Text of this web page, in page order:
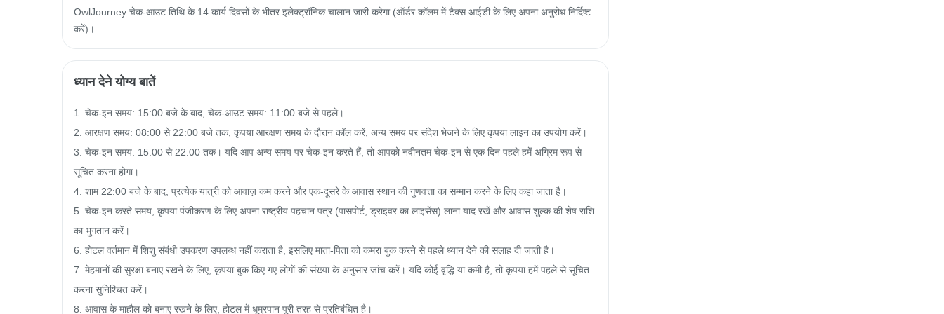
OwlJourney चेक-आउट तिथि के 14 कार्य दिवसों के भीतर इलेक्ट्रॉनिक चालान जारी करेगा (ऑर्डर कॉलम में टैक्स आईडी के लिए अपना अनुरोध निर्दिष्ट
करें)।
ध्यान देने योग्य बातें
1. चेक-इन समय: 15:00 बजे के बाद, चेक-आउट समय: 11:00 बजे से पहले।
2. आरक्षण समय: 08:00 से 22:00 बजे तक, कृपया आरक्षण समय के दौरान कॉल करें, अन्य समय पर संदेश भेजने के लिए कृपया लाइन का उपयोग करें।
3. चेक-इन समय: 15:00 से 22:00 तक। यदि आप अन्य समय पर चेक-इन करते हैं, तो आपको नवीनतम चेक-इन से एक दिन पहले हमें अग्रिम रूप से
सूचित करना होगा।
4. शाम 22:00 बजे के बाद, प्रत्येक यात्री को आवाज़ कम करने और एक-दूसरे के आवास स्थान की गुणवत्ता का सम्मान करने के लिए कहा जाता है।
5. चेक-इन करते समय, कृपया पंजीकरण के लिए अपना राष्ट्रीय पहचान पत्र (पासपोर्ट, ड्राइवर का लाइसेंस) लाना याद रखें और आवास शुल्क की शेष राशि
का भुगतान करें।
6. होटल वर्तमान में शिशु संबंधी उपकरण उपलब्ध नहीं कराता है, इसलिए माता-पिता को कमरा बुक करने से पहले ध्यान देने की सलाह दी जाती है।
7. मेहमानों की सुरक्षा बनाए रखने के लिए, कृपया बुक किए गए लोगों की संख्या के अनुसार जांच करें। यदि कोई वृद्धि या कमी है, तो कृपया हमें पहले से सूचित
करना सुनिश्चित करें।
8. आवास के माहौल को बनाए रखने के लिए, होटल में धूम्रपान पूरी तरह से प्रतिबंधित है।